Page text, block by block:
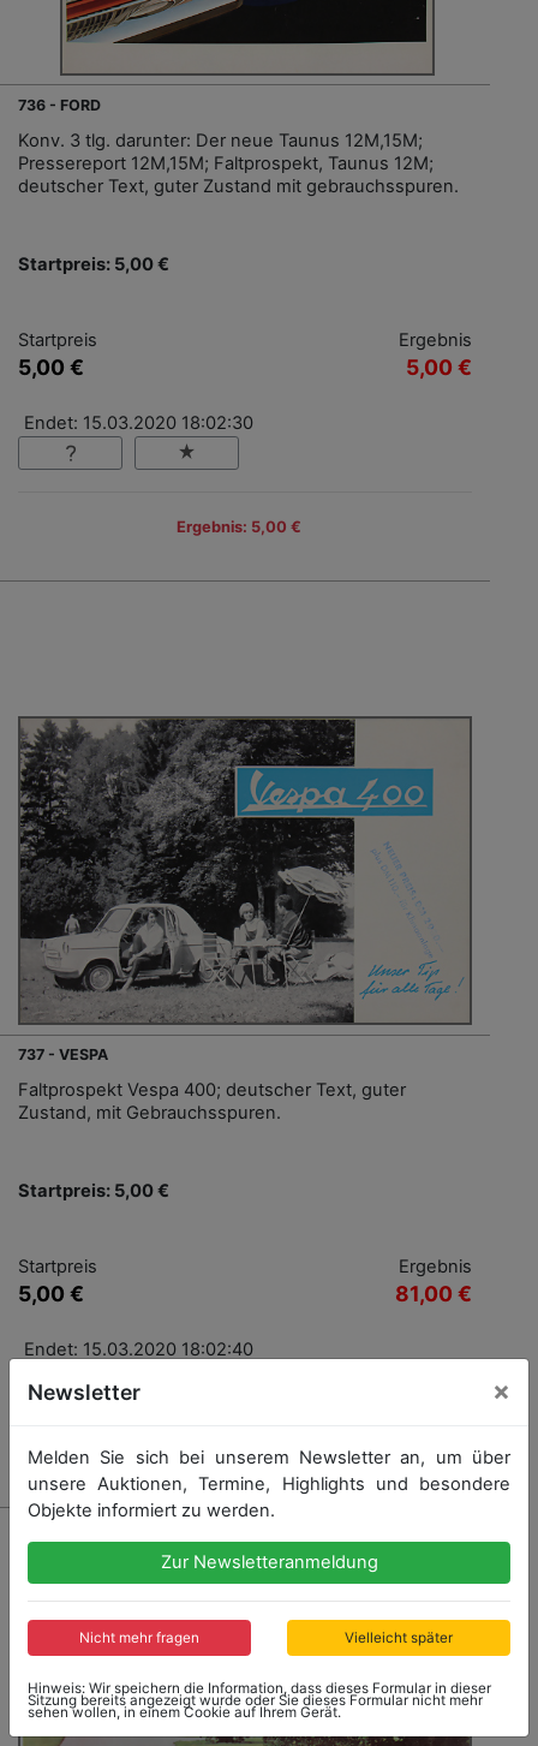
736 - FORD
Konv. 3 tlg. darunter: Der neue Taunus 12M,15M;
Pressereport 12M,15M; Faltprospekt, Taunus 12M;
deutscher Text, guter Zustand mit gebrauchsspuren.
Startpreis: 5,00 €
Startpreis
5,00 €
Ergebnis
5,00 €
Endet: 15.03.2020 18:02:30
Ergebnis: 5,00 €
737 - VESPA
Faltprospekt Vespa 400; deutscher Text, guter
Zustand, mit Gebrauchsspuren.
Startpreis: 5,00 €
Startpreis
5,00 €
Ergebnis
81,00 €
Endet: 15.03.2020 18:02:40
Ergebnis: 81,00 €
Newsletter ×
Melden Sie sich bei unserem Newsletter an, um über
unsere Auktionen, Termine, Highlights und besondere
Objekte informiert zu werden.
Zur Newsletteranmeldung
Nicht mehr fragen Vielleicht später
Hinweis: Wir speichern die Information, dass dieses Formular in dieser
Sitzung bereits angezeigt wurde oder Sie dieses Formular nicht mehr
sehen wollen, in einem Cookie auf Ihrem Gerät.